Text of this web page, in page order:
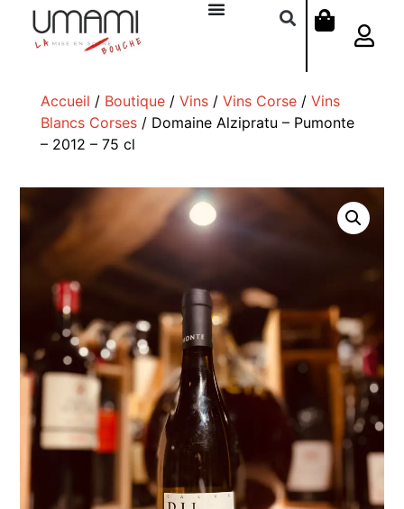
Accueil / Boutique/ Vins/ Vins Corse/ Vins
Blancs Corses/ Domaine Alzipratu – Pumonte
– 2012 – 75 cl